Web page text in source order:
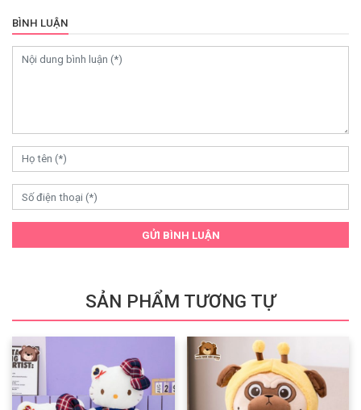
BÌNH LUẬN
GỬI BÌNH LUẬN
SẢN PHẨM TƯƠNG TỰ